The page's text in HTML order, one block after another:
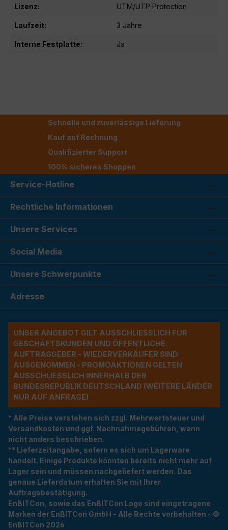
Lizenz: UTM/UTP Protection
Laufzeit: 3 Jahre
Interne Festplatte: Ja
Schnelle und zuverlässige Lieferung
Kauf auf Rechnung
Qualifizierter Support
100% sicheres Shoppen
Service-Hotline
Rechtliche Informationen
Unsere Services
Social Media
Unsere Schwerpunkte
Adresse
UNSER ANGEBOT GILT AUSSCHLIESSLICH FÜR G
ESCHÄFTSKUNDEN UND ÖFFENTLICHE A
UFTRAGGEBER - WIEDERVERKÄUFER SIND A
USGENOMMEN - PROMOAKTIONEN GELTEN A
USSCHLIESSLICH INNERHALB DER BU
NDESREPUBLIK DEUTSCHLAND (WEITERE LÄNDER NU
R AUF ANFRAGE)
* Alle Preise verstehen sich zzgl. Mehrwertsteuer und
Versandkosten und ggf. Nachnahmegebühren, wenn
nicht anders beschrieben.
** Lieferzeitangabe, sofern es sich um Lagerware
handelt. Einige Produkte könnten bereits nicht mehr auf
Lager sein und müssen nachgeliefert werden. Das
genaue Lieferdatum erhalten Sie mit Ihrer
Auftragsbestätigung.
EnBITCon, sowie das EnBITCon Logo sind eingetragene
Marken der EnBITCon GmbH - Alle Rechte vorbehalten - ©
EnBITCon 2026